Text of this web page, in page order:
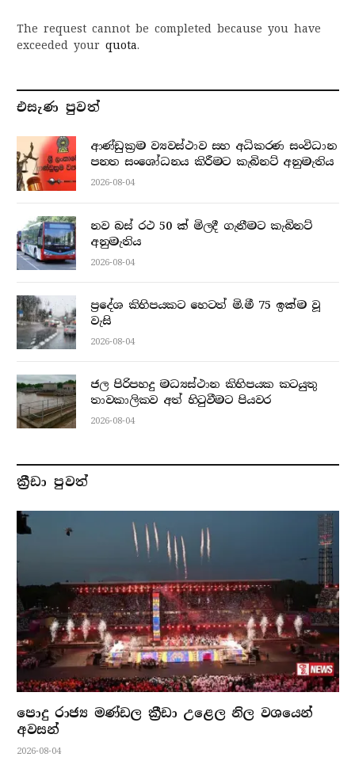
The request cannot be completed because you have
exceeded your quota.
එසැණ පුව​ත්
ආණ්ඩුක්‍රම ව්‍යවස්ථාව සහ අධිකරණ සංවිධාන
පනත සංශෝධනය කිරීමට කැබිනට් අනුමැතිය
2026-08-04
නව බස් රථ 50 ක් මිලදී ගැනීමට කැබිනට්
අනුමැතිය
2026-08-04
ප්‍රදේශ කිහිපයකට හෙටත් මි.මී 75 ඉක්ම වූ
වැසි
2026-08-04
ජල පිරිපහදු මධ්‍යස්ථාන කිහිපයක කටයුතු
තාවකාලිකව අත් හිටුවීමට පියවර
2026-08-04
ක්‍රීඩා පුවත්
පොදු රාජ්‍ය මණ්ඩල ක්‍රීඩා උළෙල නිල වශයෙන්
අවසන්
2026-08-04